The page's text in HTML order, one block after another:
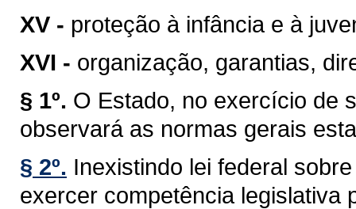
XV - proteção à infância e à
XVI - organização, garantias,
§ 1º. O Estado, no exercício de
observará as normas gerais
§ 2º. Inexistindo lei federal
exercer competência legislativa